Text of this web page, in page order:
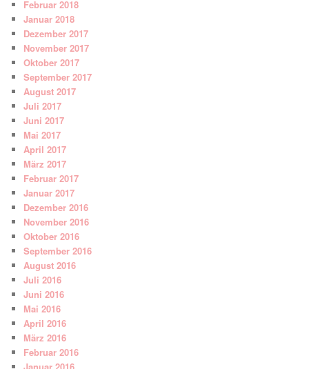
Februar 2018
Januar 2018
Dezember 2017
November 2017
Oktober 2017
September 2017
August 2017
Juli 2017
Juni 2017
Mai 2017
April 2017
März 2017
Februar 2017
Januar 2017
Dezember 2016
November 2016
Oktober 2016
September 2016
August 2016
Juli 2016
Juni 2016
Mai 2016
April 2016
März 2016
Februar 2016